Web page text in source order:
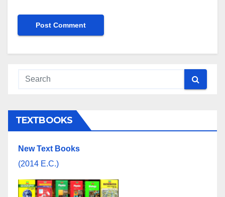
TEXTBOOKS
New Text Books
(2014 E.C.)